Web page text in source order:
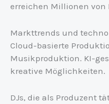
erreichen Millionen von
Markttrends und
Cloud-basierte
Musikproduktion. KI-
kreative Möglichkeiten.
DJs, die als Produzent